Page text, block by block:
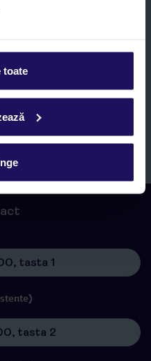
toatemele personale de către TUI
datelor cu caracter
de comunicare (e-mail),
vă
tasta 1
tasta 2